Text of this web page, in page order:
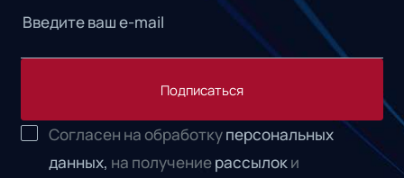
Подписаться
Согласен на обработкуперсональных
данных, на получениерассылоки